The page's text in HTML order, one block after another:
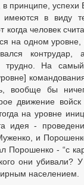
принципе,
в виду
человек
на одном уровне,
контрудар,
трудно. На
вообще бы
движение
на уровне
-
и
Порошенко - “с
они убивали?
населением.